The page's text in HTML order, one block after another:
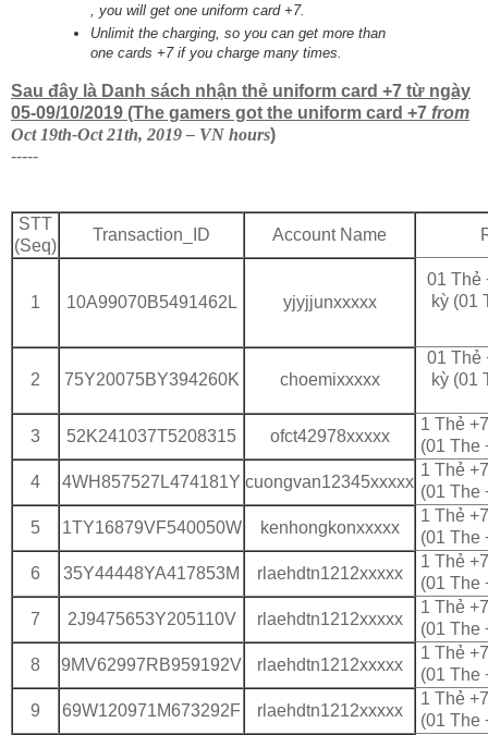
, you will get one uniform card +7.
Unlimit the charging, so you can get more than
one cards +7 if you charge many times.
Sau đây là Danh sách nhận thẻ uniform card +7 từ ngày
05-09/10/2019 (The gamers got the uniform card +7 from
Oct 19th-Oct 21th, 2019– VN hours)
-----
STT
(Seq)
Transaction_ID Account Name
1 10A99070B5491462L yjyjjunxxxxx
01 Thẻ
kỳ (01
2 75Y20075BY394260K choemixxxxx
01 Thẻ
kỳ (01
3 52K241037T5208315 ofct42978xxxxx
1 Thẻ
(01 The
4
4WH857527L474181Y cuongvan12345xxxxx
1 Thẻ
(01 The
5
1TY16879VF540050W kenhongkonxxxxx
1 Thẻ
(01 The
6
35Y44448YA417853M rlaehdtn1212xxxxx
1 Thẻ
(01 The
7
2J9475653Y205110V rlaehdtn1212xxxxx
1 Thẻ
(01 The
8
9MV62997RB959192V rlaehdtn1212xxxxx
1 Thẻ
(01 The
9
69W120971M673292F rlaehdtn1212xxxxx
1 Thẻ
(01 The